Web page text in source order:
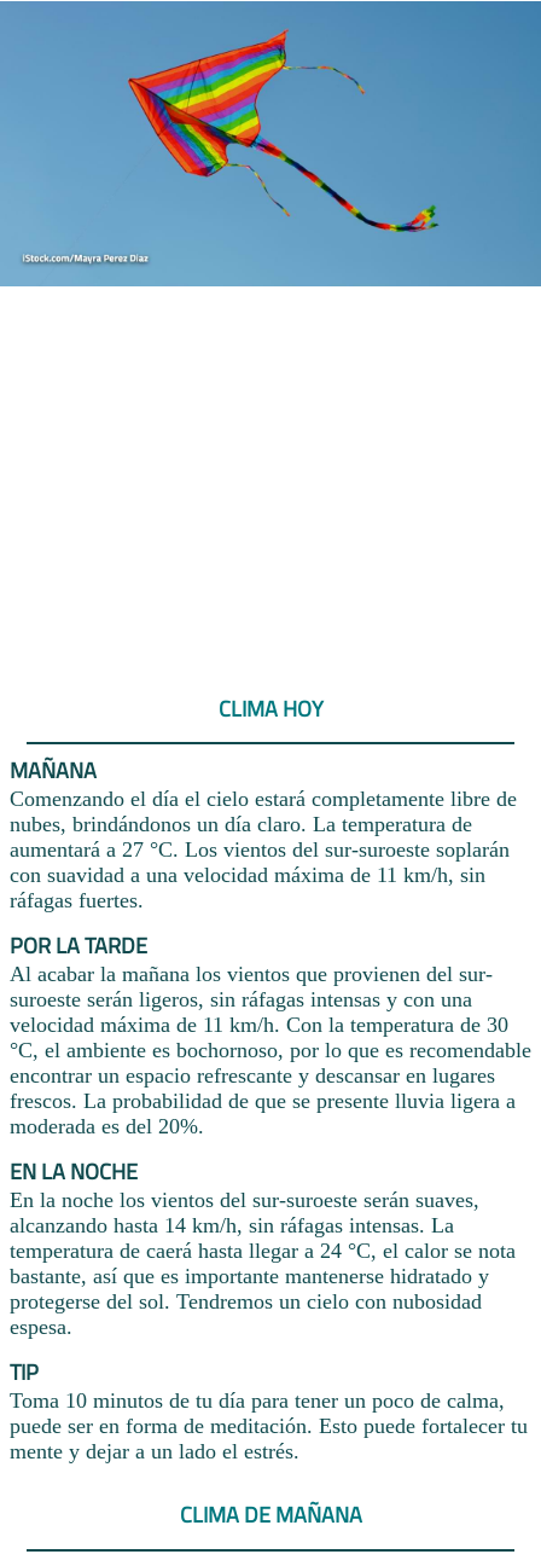
CLIMA HOY
MAÑANA
Comenzando el día el cielo estará completamente libre de
nubes, brindándonos un día claro. La temperatura de
aumentará a 27 °C. Los vientos del sur-suroeste soplarán
con suavidad a una velocidad máxima de 11 km/h, sin
ráfagas fuertes.
POR LA TARDE
Al acabar la mañana los vientos que provienen del sur-
suroeste serán ligeros, sin ráfagas intensas y con una
velocidad máxima de 11 km/h. Con la temperatura de 30
°C, el ambiente es bochornoso, por lo que es recomendable
encontrar un espacio refrescante y descansar en lugares
frescos. La probabilidad de que se presente lluvia ligera a
moderada es del 20%.
EN LA NOCHE
En la noche los vientos del sur-suroeste serán suaves,
alcanzando hasta 14 km/h, sin ráfagas intensas. La
temperatura de caerá hasta llegar a 24 °C, el calor se nota
bastante, así que es importante mantenerse hidratado y
protegerse del sol. Tendremos un cielo con nubosidad
espesa.
TIP
Toma 10 minutos de tu día para tener un poco de calma,
puede ser en forma de meditación. Esto puede fortalecer tu
mente y dejar a un lado el estrés.
CLIMA DE MAÑANA